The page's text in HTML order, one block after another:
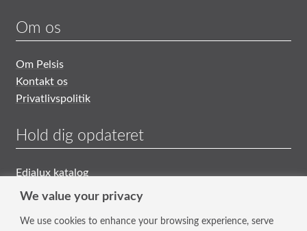
We value your privacy
We use cookies to enhance your browsing experience, serve
Om os
Om Pelsis
Kontakt os
Privatlivspolitik
Hold dig opdateret
Edialux katalog
Generelle Salgs- og Leveringsbetingelser
Tilmeld nyhedsbrev